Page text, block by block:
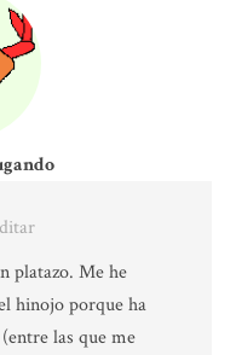
platazo. Me he
hinojo porque ha
las que me